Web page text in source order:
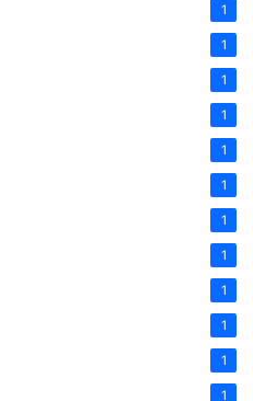
1
1
1
1
1
1
1
1
1
1
1
1